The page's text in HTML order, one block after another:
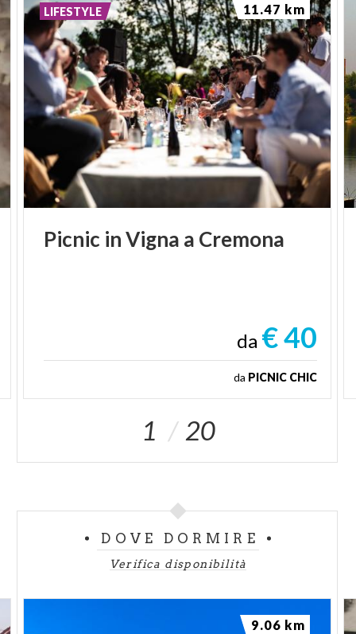
Picnic inVigna a Cremona
da € 40
da PICNIC CHIC
LIFESTYLE 11.47 km
1 20
DOVE DORMIRE
Verifica disponibilità
9.06 km